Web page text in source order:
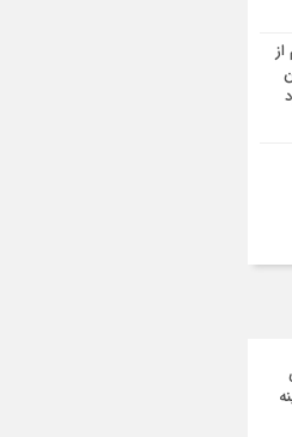
از